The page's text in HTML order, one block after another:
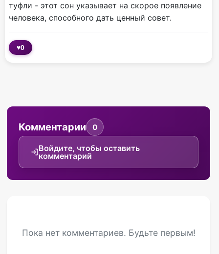
туфли - этот сон указывает на скорое появление
человека, способного дать ценный совет.
♥0
Комментарии 0
Войдите, чтобы оставить
комментарий
Пока нет комментариев. Будьте первым!